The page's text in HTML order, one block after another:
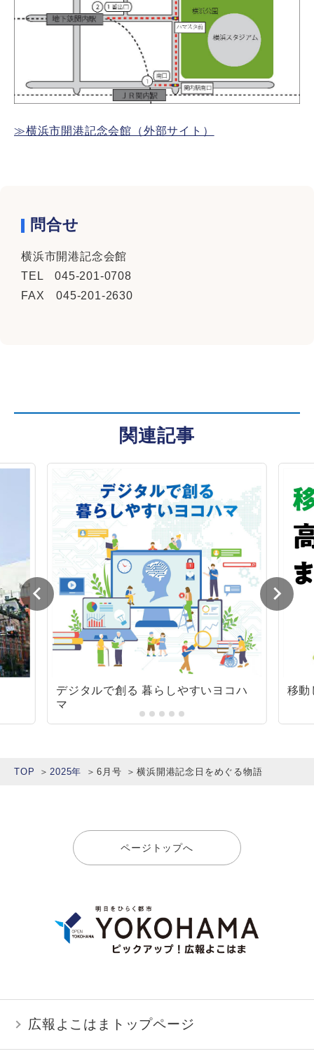
≫横浜市開港記念会館（外部サイト）
問合せ
横浜市開港記念会館
TEL 045-201-0708
FAX 045-201-2630
関連記事
デジタルで創る 暮らしやすいヨコハ
マ
移動
TOP 2025年 6月号 横浜開港記念日をめぐる物語
ページトップへ
広報よこはまトップページ